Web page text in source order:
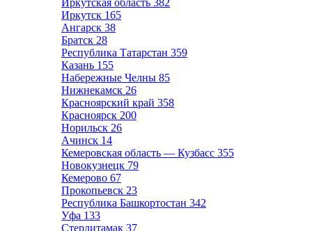
Иркутская область 382
Иркутск 165
Ангарск 38
Братск 28
Республика Татарстан 359
Казань 155
Набережные Челны 85
Нижнекамск 26
Красноярский край 358
Красноярск 200
Норильск 26
Ачинск 14
Кемеровская область — Кузбасс 355
Новокузнецк 79
Кемерово 67
Прокопьевск 23
Республика Башкортостан 342
Уфа 133
Стерлитамак 37